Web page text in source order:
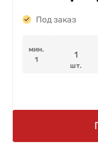
Под заказ
мин.
1
шт.